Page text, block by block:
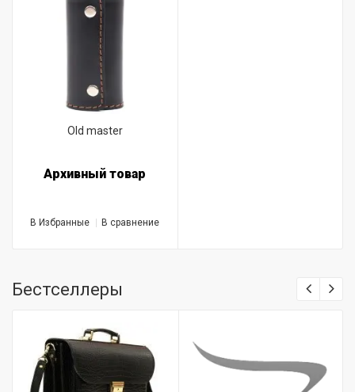
Old master
Архивный товар
В Избранные В сравнение
Бестселлеры